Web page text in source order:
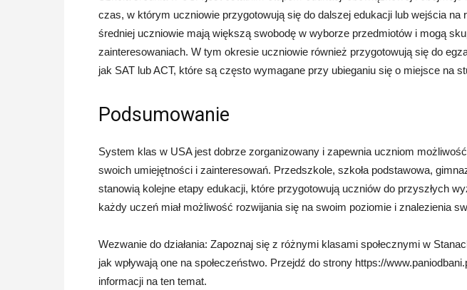
czas, w którym uczniowie przygotowują się do dalszej edukacji lub wejścia na
średniej uczniowie mają większą swobodę w wyborze przedmiotów i mogą
zainteresowaniach. W tym okresie uczniowie również przygotowują się do
jak SAT lub ACT, które są często wymagane przy ubieganiu się o miejsce na
Podsumowanie
System klas w USA jest dobrze zorganizowany i zapewnia uczniom
swoich umiejętności i zainteresowań. Przedszkole, szkoła podstawowa,
stanowią kolejne etapy edukacji, które przygotowują uczniów do przyszłych
każdy uczeń miał możliwość rozwijania się na swoim poziomie i znalezienia
Wezwanie do działania: Zapoznaj się z różnymi klasami społecznymi w
jak wpływają one na społeczeństwo. Przejdź do strony https://
informacji na ten temat.